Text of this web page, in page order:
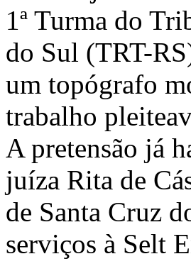
1ª Turma do
do Sul (TRT-
um topógrafo
trabalho
A pretensão já
juíza Rita de
de Santa Cruz
serviços à Selt